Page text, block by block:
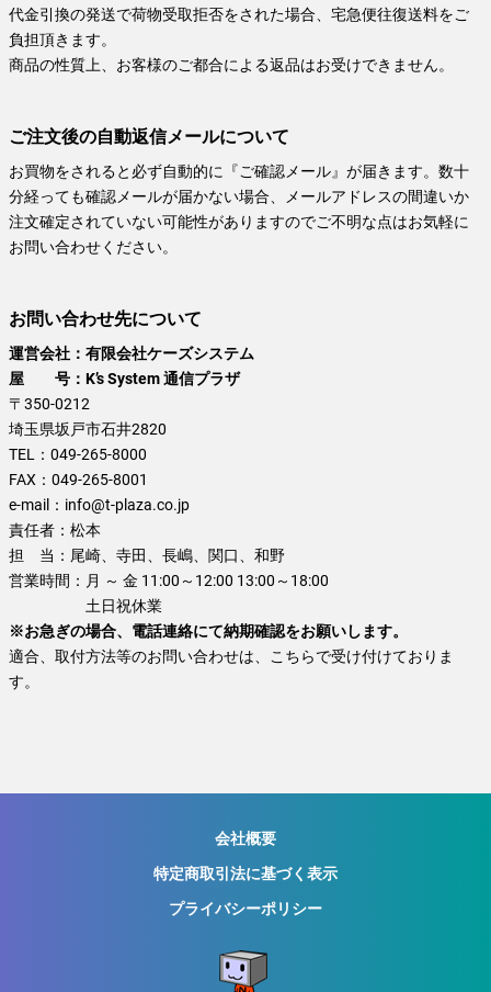
代金引換の発送で荷物受取拒否をされた場合、宅急便往復送料をご
負担頂きます。
商品の性質上、お客様のご都合による返品はお受けできません。
ご注文後の自動返信メールについて
お買物をされると必ず自動的に『ご確認メール』が届きます。数十
分経っても確認メールが届かない場合、メールアドレスの間違いか
注文確定されていない可能性がありますのでご不明な点はお気軽に
お問い合わせください。
お問い合わせ先について
運営会社：有限会社ケーズシステム
屋 号：K’s System 通信プラザ
〒350-0212
埼玉県坂戸市石井2820
TEL： 049-265-8000
FAX： 049-265-8001
e-mail： info@t-plaza.co.jp
責任者： 松本
担 当： 尾崎、寺田、長嶋、関口、和野
営業時間： 月 ～ 金 11:00～12:00 13:00～18:00
土日祝休業
※お急ぎの場合、電話連絡にて納期確認をお願いします。
適合、取付方法等のお問い合わせは、こちらで受け付けておりま
す。
会社概要
特定商取引法に基づく表示
プライバシーポリシー